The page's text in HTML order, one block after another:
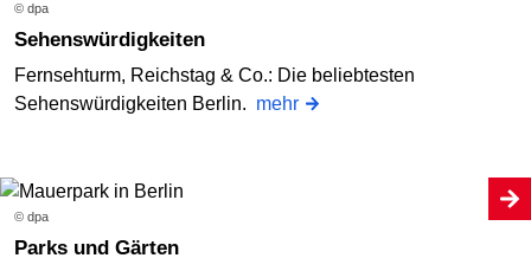
© dpa
Sehenswürdigkeiten
Fernsehturm, Reichstag & Co.: Die beliebtesten
Sehenswürdigkeiten Berlin. mehr
© dpa
Parks und Gärten